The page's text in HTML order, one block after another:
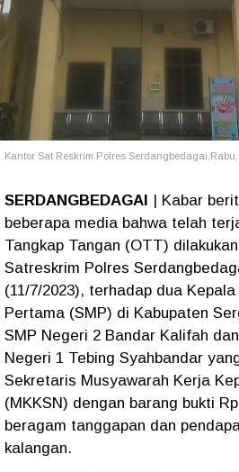
Kantor Sat Reskrim Polres
SERDANGBEDAGAI | Kabar
beberapa media bahwa telah
Tangkap Tangan (OTT)
Satreskrim Polres
(11/7/2023), terhadap dua
Pertama (SMP) di Kabupaten
SMP Negeri 2 Bandar Kalifah
Negeri 1 Tebing Syahbandar
Sekretaris Musyawarah Kerja
(MKKSN) dengan barang bukti
beragam tanggapan dan
kalangan.